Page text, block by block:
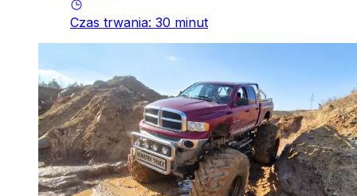
Czas trwania: 30 minut